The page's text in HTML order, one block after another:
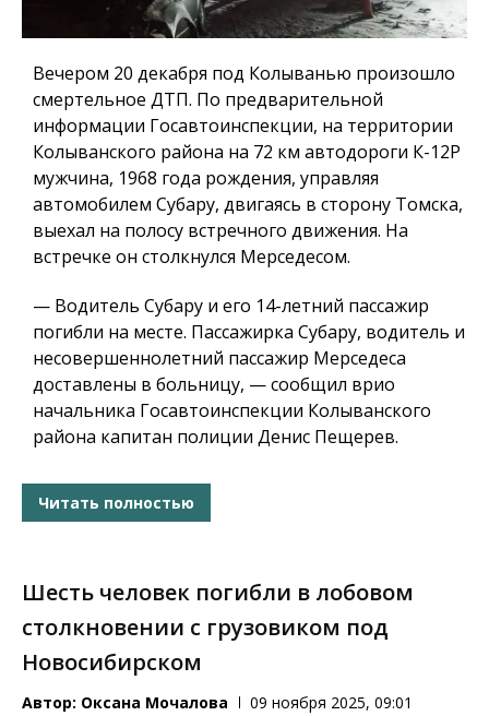
Вечером 20 декабря под Колыванью произошло
смертельное ДТП. По предварительной
информации Госавтоинспекции, на территории
Колыванского района на 72 км автодороги К-12Р
мужчина, 1968 года рождения, управляя
автомобилем Субару, двигаясь в сторону Томска,
выехал на полосу встречного движения. На
встречке он столкнулся Мерседесом.
— Водитель Субару и его 14-летний пассажир
погибли на месте. Пассажирка Субару, водитель и
несовершеннолетний пассажир Мерседеса
доставлены в больницу, — сообщил врио
начальника Госавтоинспекции Колыванского
района капитан полиции Денис Пещерев.
Читать полностью
Шесть человек погибли в лобовом
столкновении с грузовиком под
Новосибирском
Автор: Оксана Мочалова 09 ноября 2025, 09:01